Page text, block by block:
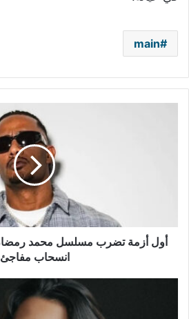
main
انسحاب
انسحاب مفاجئ